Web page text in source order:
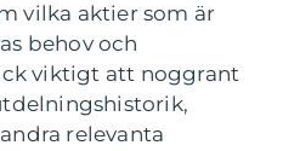
vilka aktier som är
behov och
viktigt att noggrant
relevanta